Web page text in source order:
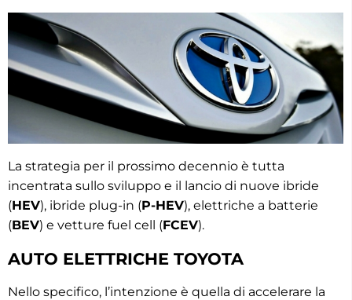
La strategia per il prossimo decennio è tutta
incentrata sullo sviluppo e il lancio di nuove ibride
(HEV), ibride plug-in (P-HEV), elettriche a batterie
(BEV) e vetture fuel cell (FCEV).
AUTO ELETTRICHE TOYOTA
Nello specifico, l’intenzione è quella di accelerare la